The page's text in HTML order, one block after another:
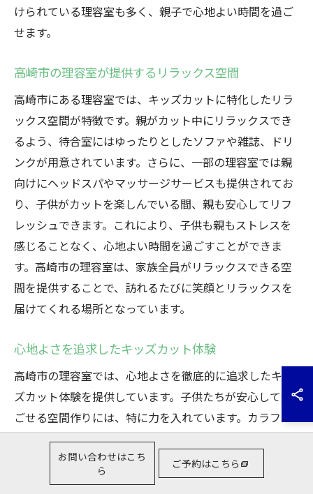
けられている理容室も多く、親子で心地よい時間を過ご
せます。
高崎市の理容室が提供するリラックス空間
高崎市にある理容室では、キッズカットに特化したリラ
ックス空間が特徴です。親がカット中にリラックスでき
るよう、待合室にはゆったりとしたソファや雑誌、ドリ
ンクが用意されています。さらに、一部の理容室では親
向けにヘッドスパやマッサージサービスも提供されてお
り、子供がカットを楽しんでいる間、親も安心してリフ
レッシュできます。これにより、子供も親もストレスを
感じることなく、心地よい時間を過ごすことができま
す。高崎市の理容室は、家族全員がリラックスできる空
間を提供することで、訪れるたびに笑顔とリラックスを
届けてくれる場所となっています。
心地よさを追求したキッズカット体験
高崎市の理容室では、心地よさを徹底的に追求したキッ
ズカット体験を提供しています。子供たちが安心して過
ごせる空間作りには、特に力を入れています。カラフル
なインテリアや、子供たちがリラックスできる工夫が施
された椅子が用意されており、初めてのヘアカットでも
緊張せずに済むよう配慮されています。また、理容師た
お問い合わせはこち
ら
ご予約はこちら